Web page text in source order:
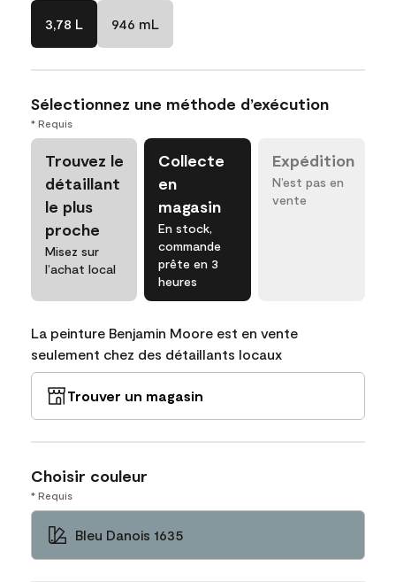
3,78 L 946 mL
Sélectionnez une méthode d’exécution
* Requis
Trouvez le
détaillant
le plus
proche
Misez sur
l’achat local
Collecte
en
magasin
En stock,
commande
prête en 3
heures
Expédition
N’est pas en
vente
La peinture Benjamin Moore est en vente
seulement chez des détaillants locaux
Trouver un magasin
Choisir couleur
* Requis
Bleu Danois 1635